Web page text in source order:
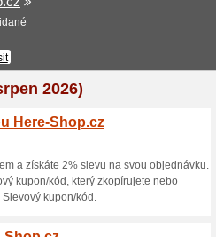
>H> Here-